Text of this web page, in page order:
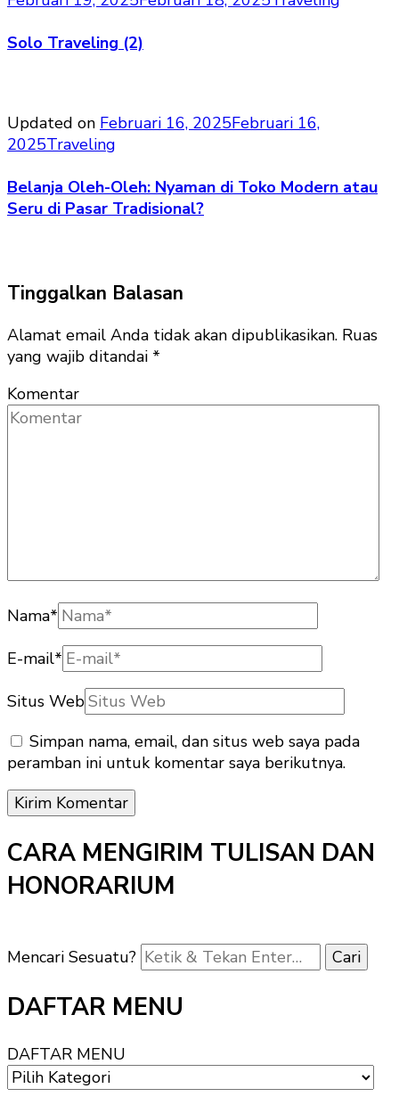
Solo Traveling (2)
Updated on Februari 16, 2025Februari 16,
2025Traveling
Belanja Oleh-Oleh: Nyaman di Toko Modern atau
Seru di Pasar Tradisional?
Tinggalkan Balasan
Alamat email Anda tidak akan dipublikasikan. Ruas
yang wajib ditandai *
Komentar
Nama*
E-mail*
Situs Web
Simpan nama, email, dan situs web saya pada
peramban ini untuk komentar saya berikutnya.
CARA MENGIRIM TULISAN DAN
HONORARIUM
Mencari Sesuatu?
DAFTAR MENU
DAFTAR MENU